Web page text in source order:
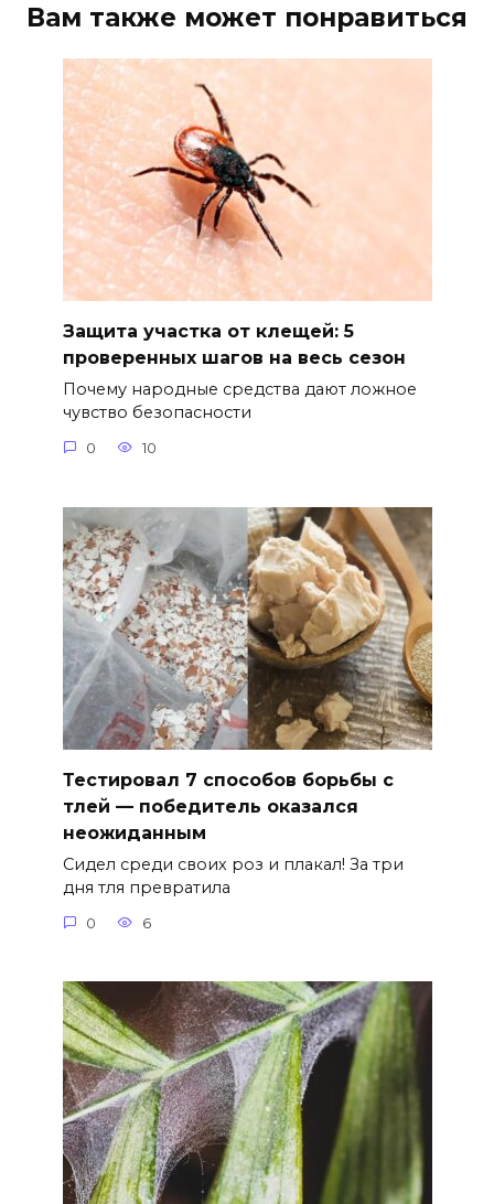
Вам также может понравиться
Защита участка от клещей: 5
проверенных шагов на весь сезон
Почему народные средства дают ложное
чувство безопасности
0 10
Тестировал 7 способов борьбы с
тлей — победитель оказался
неожиданным
Сидел среди своих роз и плакал! За три
дня тля превратила
0 6